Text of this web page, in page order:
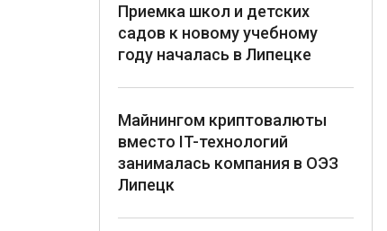
Приемка школ и детских
садов к новому учебному
году началась в Липецке
Майнингом криптовалюты
вместо IT-технологий
занималась компания в ОЭЗ
Липецк